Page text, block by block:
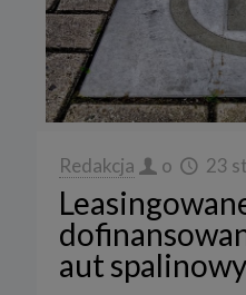
Redakcja o 23
aut